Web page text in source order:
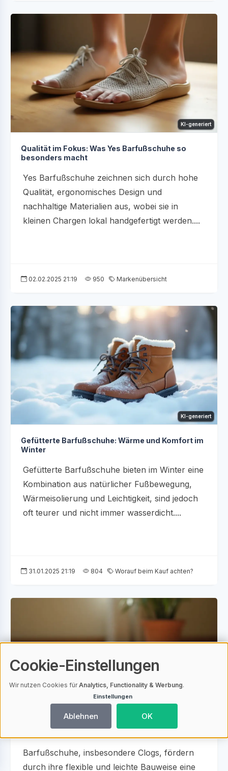
KI-generiert
Qualität im Fokus: Was Yes Barfußschuhe so
besonders macht
Yes Barfußschuhe zeichnen sich durch hohe
Qualität, ergonomisches Design und
nachhaltige Materialien aus, wobei sie in
kleinen Chargen lokal handgefertigt werden....
02.02.2025 21:19 950 Markenübersicht
KI-generiert
Gefütterte Barfußschuhe: Wärme und Komfort im
Winter
Gefütterte Barfußschuhe bieten im Winter eine
Kombination aus natürlicher Fußbewegung,
Wärmeisolierung und Leichtigkeit, sind jedoch
oft teurer und nicht immer wasserdicht....
31.01.2025 21:19 804 Worauf beim Kauf achten?
Barfußschuhe, insbesondere Clogs, fördern
durch ihre flexible und leichte Bauweise eine
Cookie-Einstellungen
Wir nutzen Cookies fürAnalytics, Functionality & Werbung.
Einstellungen
Ablehnen OK